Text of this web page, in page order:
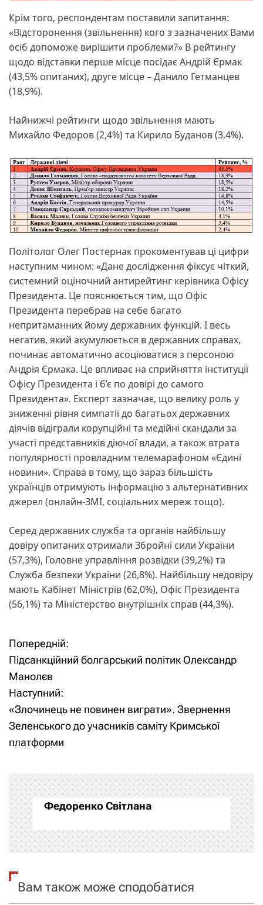
Крім того, респондентам поставили запитання:
«Відсторонення (звільнення) кого з зазначених Вами
осіб допоможе вирішити проблеми?» В рейтингу
щодо відставки перше місце посідає Андрій Єрмак
(43,5% опитаних), друге місце – Данило Гетманцев
(18,9%).
Найнижчі рейтинги щодо звільнення мають
Михайло Федоров (2,4%) та Кирило Буданов (3,4%).
Політолог Олег Постернак прокоментував ці цифри
наступним чином: «Дане дослідження фіксує чіткий,
системний оціночний антирейтинг керівника Офісу
Президента. Це пояснюється тим, що Офіс
Президента перебрав на себе багато
непритаманних йому державних функцій. І весь
негатив, який акумулюється в державних справах,
починає автоматично асоціюватися з персоною
Андрія Єрмака. Це впливає на сприйняття інституції
Офісу Президента і б’є по довірі до самого
Президента». Експерт зазначає, що велику роль у
зниженні рівня симпатії до багатьох державних
діячів відіграли корупційні та медійні скандали за
участі представників діючої влади, а також втрата
популярності провладним телемарафоном «Єдині
новини». Справа в тому, що зараз більшість
українців отримують інформацію з альтернативних
джерел (онлайн-ЗМІ, соціальних мереж тощо).
Серед державних служба та органів найбільшу
довіру опитаних отримали Збройні сили України
(57,3%), Головне управління розвідки (39,2%) та
Служба безпеки України (26,8%). Найбільшу недовіру
мають Кабінет Міністрів (62,0%), Офіс Президента
(56,1%) та Міністерство внутрішніх справ (44,3%).
Н
а
в
и
г
а
ц
и
я
п
о
Н
а
в
і
г
а
ц
і
я
з
а
Попередній:
Підсанкційний болгарський політик Олександр
Манолєв
Наступний:
«Злочинець не повинен виграти». Звернення
Зеленського до учасників саміту Кримської
платформи
Федоренко Світлана
Вам також може сподобатися